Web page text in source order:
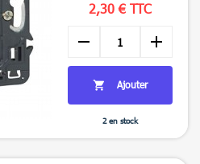
2,30 € TTC
remove add
 Ajouter
2 en stock